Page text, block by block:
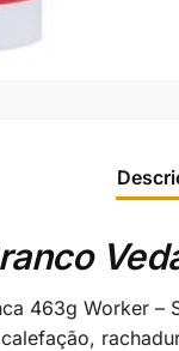
463g Worker